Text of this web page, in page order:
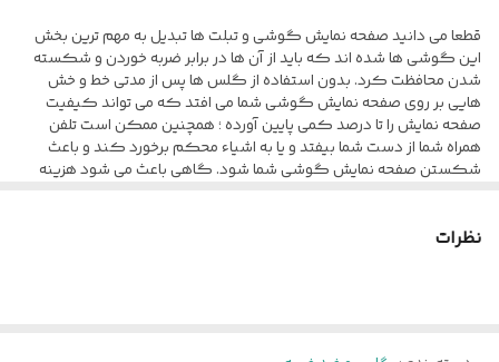
قطعا می دانید صفحه نمایش گوشی و تبلت ها تبدیل به مهم ترین بخش
این گوشی ها شده اند که باید از آن ها در برابر ضربه خوردن و شکسته
شدن محافظت کرد. بدون استفاده از گلس ها پس از مدتی خط و خش
هایی بر روی صفحه نمایش گوشی شما می افتد که می تواند کیفیت
صفحه نمایش را تا درصد کمی پایین آورده ؛ همچنین ممکن است تلفن
همراه شما از دست شما بیفتد و یا به اشیاء محکم برخورد کند و باعث
شکستن صفحه نمایش گوشی شما شود. گاهی باعث می شود هزینه
طور کامل صفحه نمایش گوشی شما را می پوشاند و در برابر آسیب ها
نظرات